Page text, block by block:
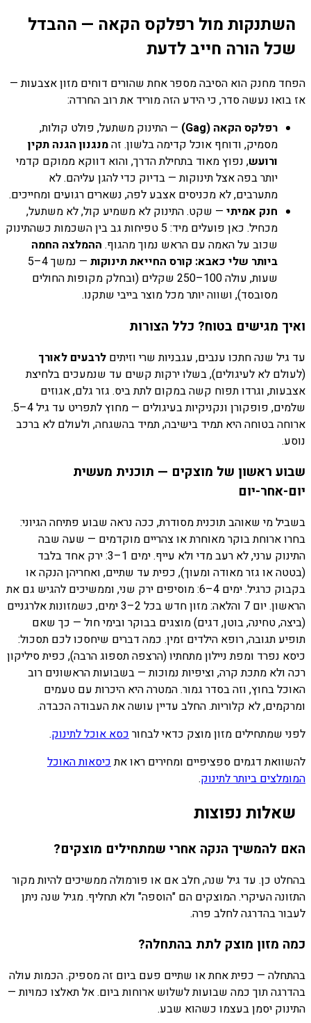
השתנקות מול רפלקס הקאה — ההבדל
שכל הורה חייב לדעת
הפחד מחנק הוא הסיבה מספר אחת שהורים דוחים מזון אצבעות —
אז בואו נעשה סדר, כי הידע הזה מוריד את רוב החרדה:
רפלקס הקאה (Gag)
— התינוק משתעל, פולט קולות,
מסמיק, ודוחף אוכל קדימה בלשון. זהמנגנון הגנה תקין
ורועש, נפוץ מאוד בתחילת הדרך, והוא דווקא ממוקם קדמי
יותר בפה אצל תינוקות — בדיוק כדי להגן עליהם. לא
מתערבים, לא מכניסים אצבע לפה, נשארים רגועים ומחייכים.
חנק אמיתי — שקט. התינוק לא משמיע קול, לא משתעל,
מכחיל. כאן פועלים מיד: 5 טפיחות גב בין השכמות כשהתינוק
שכוב על האמה עם הראש נמוך מהגוף. ההמלצה החמה
ביותר שלי כאבא: קורס החייאת תינוקות
— נמשך 4–5
שעות, עולה 100–250 שקלים (ובחלק מקופות החולים
מסובסד), ושווה יותר מכל מוצר בייבי שתקנו.
ואיך מגישים בטוח? כלל הצורות
עד גיל שנה חתכו ענבים, עגבניות שרי וזיתים לרבעים לאורך
(לעולם לא לעיגולים), בשלו ירקות קשים עד שנמעכים בלחיצת
אצבעות, וגרדו תפוח קשה במקום לתת ביס. גזר גלם, אגוזים
שלמים, פופקורן ונקניקיות בעיגולים — מחוץ לתפריט עד גיל 4–5.
ארוחה בטוחה היא תמיד בישיבה, תמיד בהשגחה, ולעולם לא ברכב
נוסע.
שבוע ראשון של מוצקים — תוכנית מעשית
יום-אחר-יום
בשביל מי שאוהב תוכנית מסודרת, ככה נראה שבוע פתיחה הגיוני:
בחרו ארוחת בוקר מאוחרת או צהריים מוקדמים — שעה שבה
התינוק ערני, לא רעב מדי ולא עייף. ימים 1–3: ירק אחד בלבד
(בטטה או גזר מאודה ומעוך), כפית עד שתיים, ואחריהן הנקה או
בקבוק כרגיל. ימים 4–6: מוסיפים ירק שני, וממשיכים להגיש גם את
הראשון. יום 7 והלאה: מזון חדש בכל 2–3 ימים, כשמזונות אלרגניים
(ביצה, טחינה, בוטן, דגים) מוצגים בבוקר ובימי חול — כך שאם
תופיע תגובה, רופא הילדים זמין. כמה דברים שיחסכו לכם תסכול:
כיסא נפרד ומפת ניילון מתחתיו (הרצפה תספוג הרבה), כפית סיליקון
רכה ולא מתכת קרה, וציפיות נמוכות — בשבועות הראשונים רוב
האוכל בחוץ, וזה בסדר גמור. המטרה היא היכרות עם טעמים
ומרקמים, לא קלוריות. החלב עדיין עושה את העבודה הכבדה.
לפני שמתחילים מזון מוצק כדאי לבחורכסא אוכל לתינוק.
להשוואת דגמים ספציפיים ומחירים ראו אתכיסאות האוכל
המומלצים ביותר לתינוק.
שאלות נפוצות
האם להמשיך הנקה אחרי שמתחילים מוצקים?
בהחלט כן. עד גיל שנה, חלב אם או פורמולה ממשיכים להיות מקור
התזונה העיקרי. המוצקים הם "הוספה" ולא תחליף. מגיל שנה ניתן
לעבור בהדרגה לחלב פרה.
כמה מזון מוצק לתת בהתחלה?
בהתחלה — כפית אחת או שתיים פעם ביום זה מספיק. הכמות עולה
בהדרגה תוך כמה שבועות לשלוש ארוחות ביום. אל תאלצו כמויות —
התינוק יסמן בעצמו כשהוא שבע.